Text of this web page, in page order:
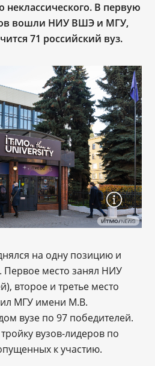
неклассического. В первую
вошли НИУ ВШЭ и МГУ,
71 российский вуз.
на одну позицию и
Первое место занял НИУ
второе и третье место
МГУ имени М.В.
вузе по 97 победителей.
вузов-лидеров по
к участию.